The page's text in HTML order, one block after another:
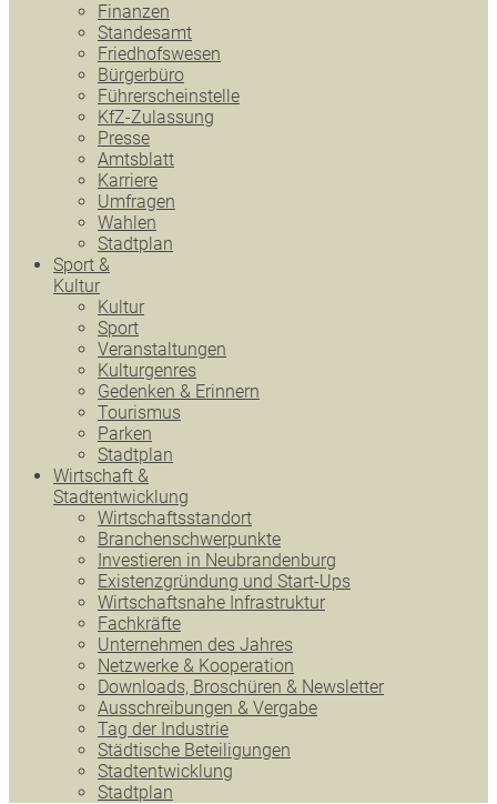
Finanzen
Standesamt
Friedhofswesen
Bürgerbüro
Führerscheinstelle
KfZ-Zulassung
Presse
Amtsblatt
Karriere
Umfragen
Wahlen
Stadtplan
Sport &
Kultur
Kultur
Sport
Veranstaltungen
Kulturgenres
Gedenken & Erinnern
Tourismus
Parken
Stadtplan
Wirtschaft &
Stadtentwicklung
Wirtschaftsstandort
Branchenschwerpunkte
Investieren in Neubrandenburg
Existenzgründung und Start-Ups
Wirtschaftsnahe Infrastruktur
Fachkräfte
Unternehmen des Jahres
Netzwerke & Kooperation
Downloads, Broschüren & Newsletter
Ausschreibungen & Vergabe
Tag der Industrie
Städtische Beteiligungen
Stadtentwicklung
Stadtplan